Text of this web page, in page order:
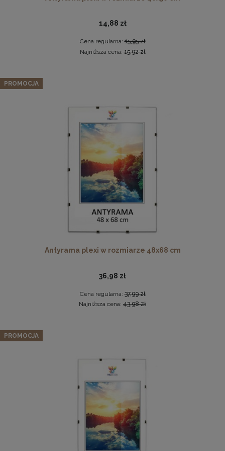
46,99 zł
DO KOSZYKA
DO KOSZYKA
Panel ścienny 120 x 30 cm tapicerowany 3D Wezgłowie
49,99 zł
Cena regularna:59,99 zł
Najniższa cena:
DO KOSZYKA
Zestaw 5 szt. antyram w rozmiarze 30 x 30 cm
37,99 zł
Cena regularna:
Najniższa cena:
39,99 zł
DO KOSZYKA
14,88 zł
Cena regularna:15,95 zł
Najniższa cena:15,92 zł
Antyrama plexi w rozmiarze 48x68 cm
36,98 zł
Cena regularna:37,99 zł
Najniższa cena: 43,98 zł
PROMOCJA
PROMOCJA